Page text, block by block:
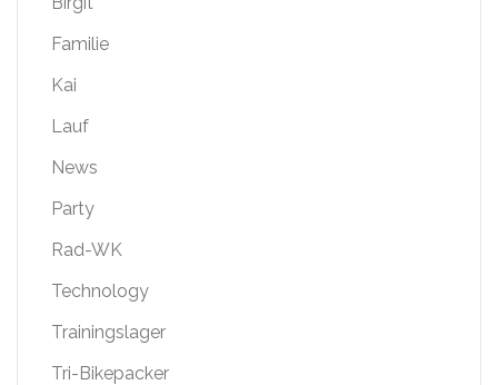
Familie
Kai
Lauf
News
Party
Rad-WK
Technology
Trainingslager
Tri-Bikepacker